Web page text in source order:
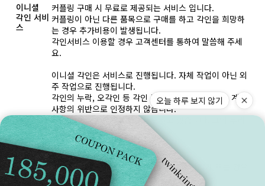
이니셜
각인 서비
스
커플링 구매 시 무료로 제공되는 서비스 입니다.
커플링이 아닌 다른 품목으로 구매를 하고 각인을 희망하
는 경우 추가비용이 발생됩니다.
각인서비스 이용할 경우 고객센터를 통하여 말씀해 주세
요.
이니셜 각인은 서비스로 진행됩니다. 자체 작업이 아닌 외
주 작업으로 진행됩니다.
각인의 누락, 오각인 등 각인 관련 일체 제품의 하자, 계약
사항의 위반으로 인정하지 않습니다.
모든 비용을 무상으로 조치해드리고 있습니다. 그외 무리
한 요구는 정중히 사양합니다.
결제
비회원-네이버페이 결제 시 주문 불가 메시지가 뜨는 경우
카카오톡 플러스 친구로 문의 바랍니다.
오늘 하루 보지 않기